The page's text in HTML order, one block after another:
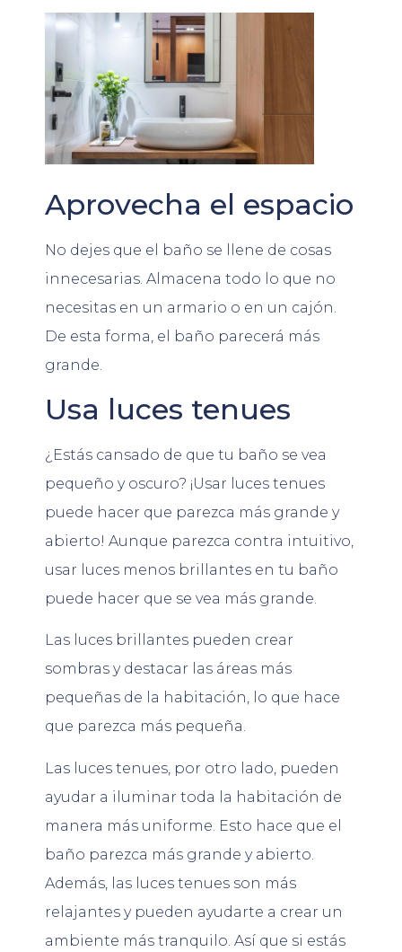
Aprovecha el espacio
No dejes que el baño se llene de cosas
innecesarias. Almacena todo lo que no
necesitas en un armario o en un cajón.
De esta forma, el baño parecerá más
grande.
Usa luces tenues
¿Estás cansado de que tu baño se vea
pequeño y oscuro? ¡Usar luces tenues
puede hacer que parezca más grande y
abierto! Aunque parezca contra intuitivo,
usar luces menos brillantes en tu baño
puede hacer que se vea más grande.
Las luces brillantes pueden crear
sombras y destacar las áreas más
pequeñas de la habitación, lo que hace
que parezca más pequeña.
Las luces tenues, por otro lado, pueden
ayudar a iluminar toda la habitación de
manera más uniforme. Esto hace que el
baño parezca más grande y abierto.
Además, las luces tenues son más
relajantes y pueden ayudarte a crear un
ambiente más tranquilo. Así que si estás